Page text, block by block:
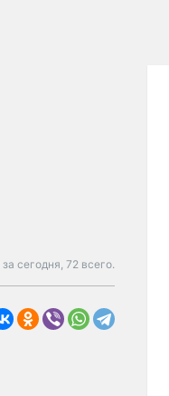
за сегодня,72 всего.